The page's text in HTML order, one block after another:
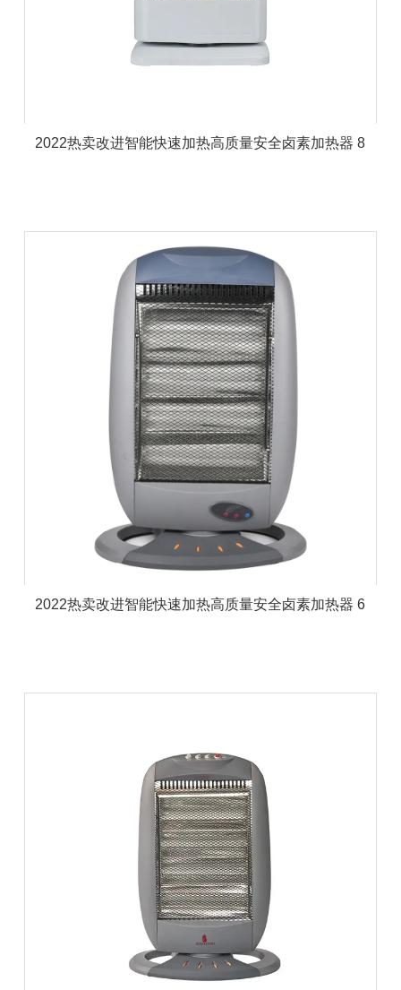
2022热卖改进智能快速加热高质量安全卤素加热器 8
2022热卖改进智能快速加热高质量安全卤素加热器 6